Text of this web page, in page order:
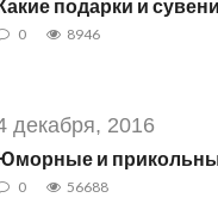
подарки и
0 8946
декабря, 2016
и
0 56688